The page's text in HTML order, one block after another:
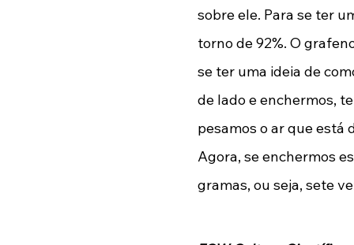
sobre ele. Para se ter
torno de 92%. O
se ter uma ideia de
de lado e enchermos,
pesamos o ar que está
Agora, se enchermos
gramas, ou seja, sete